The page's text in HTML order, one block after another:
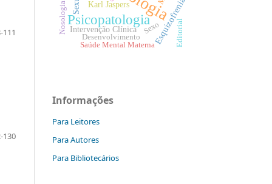
111
130
Psicopatologia Esquizofrenia
Karl Jaspers
Intervenção Clínica
Desenvolvimento
Nosologia Editorial
Saúde Mental Materna
Sexo
Informações
Para Leitores
Para Autores
Para Bibliotecários